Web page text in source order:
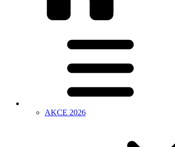
AKCE 2026